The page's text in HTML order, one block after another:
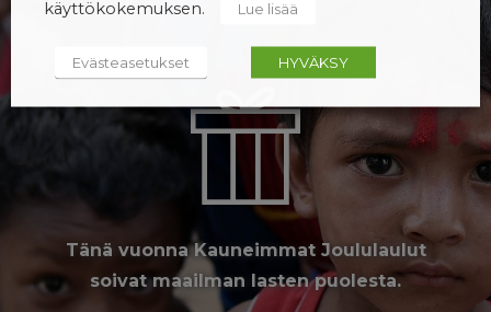
Tänä vuonna Kauneimmat Joululaulut
soivat maailman lasten puolesta.
käyttökokemuksen.
Lue lisää
Evästeasetukset HYVÄKSY